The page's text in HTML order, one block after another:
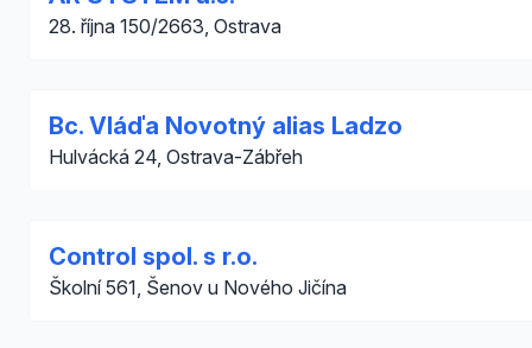
28. října 150/2663, Ostrava
Bc. Vláďa Novotný alias Ladzo
Hulvácká 24, Ostrava-Zábřeh
Control spol. s r.o.
Školní 561, Šenov u Nového Jičína